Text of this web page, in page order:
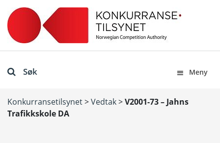
Søk Meny
Konkurransetilsynet>Vedtak>V2001-73 – Jahns
Trafikkskole DA